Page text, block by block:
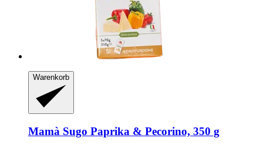
Warenkorb
Mamà Sugo Paprika & Pecorino, 350 g